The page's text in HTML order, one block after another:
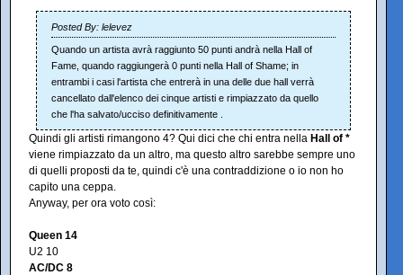
Posted By: lelevez
Quando un artista avrà raggiunto 50 punti andrà nella Hall of
Fame, quando raggiungerà 0 punti nella Hall of Shame; in
entrambi i casi l'artista che entrerà in una delle due hall verrà
cancellato dall'elenco dei cinque artisti e rimpiazzato da quello
che l'ha salvato/ucciso definitivamente .
Quindi gli artisti rimangono 4? Qui dici che chi entra nella Hall of *
viene rimpiazzato da un altro, ma questo altro sarebbe sempre uno
di quelli proposti da te, quindi c'è una contraddizione o io non ho
capito una ceppa.
Anyway, per ora voto così:
Queen 14
U2 10
AC/DC 8